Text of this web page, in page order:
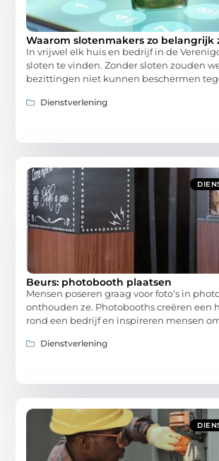
Waarom slotenmakers zo belangrijk
In vrijwel elk huis en bedrijf in de
sloten te vinden. Zonder sloten zouden
bezittingen niet kunnen beschermen
Dienstverlening
Beurs: photobooth plaatsen
Mensen poseren graag voor foto’s in
onthouden ze. Photobooths creëren een
rond een bedrijf en inspireren mensen
Dienstverlening